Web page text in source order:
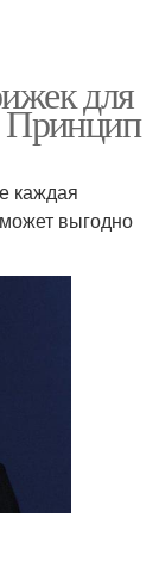
для
Принцип
каждая
выгодно